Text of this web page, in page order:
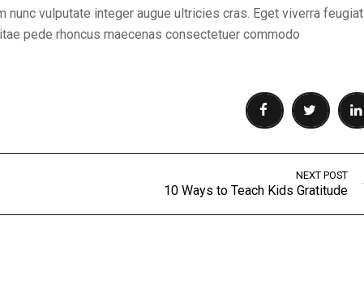
nunc vulputate integer augue ultricies cras. Eget viverra feugiat
pede rhoncus maecenas consectetuer commodo
NEXT POST
10 Ways to Teach Kids Gratitude